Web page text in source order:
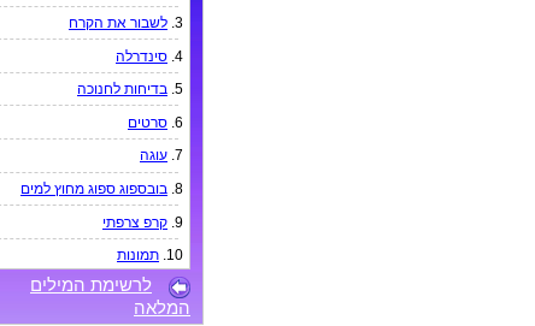
3. לשבור את הקרח
4. סינדרלה
5. בדיחות לחנוכה
6. סרטים
7. עוגה
8. בובספוג ספוג מחוץ למים
9. קרפ צרפתי
10. תמונות
לרשימת המילים
המלאה